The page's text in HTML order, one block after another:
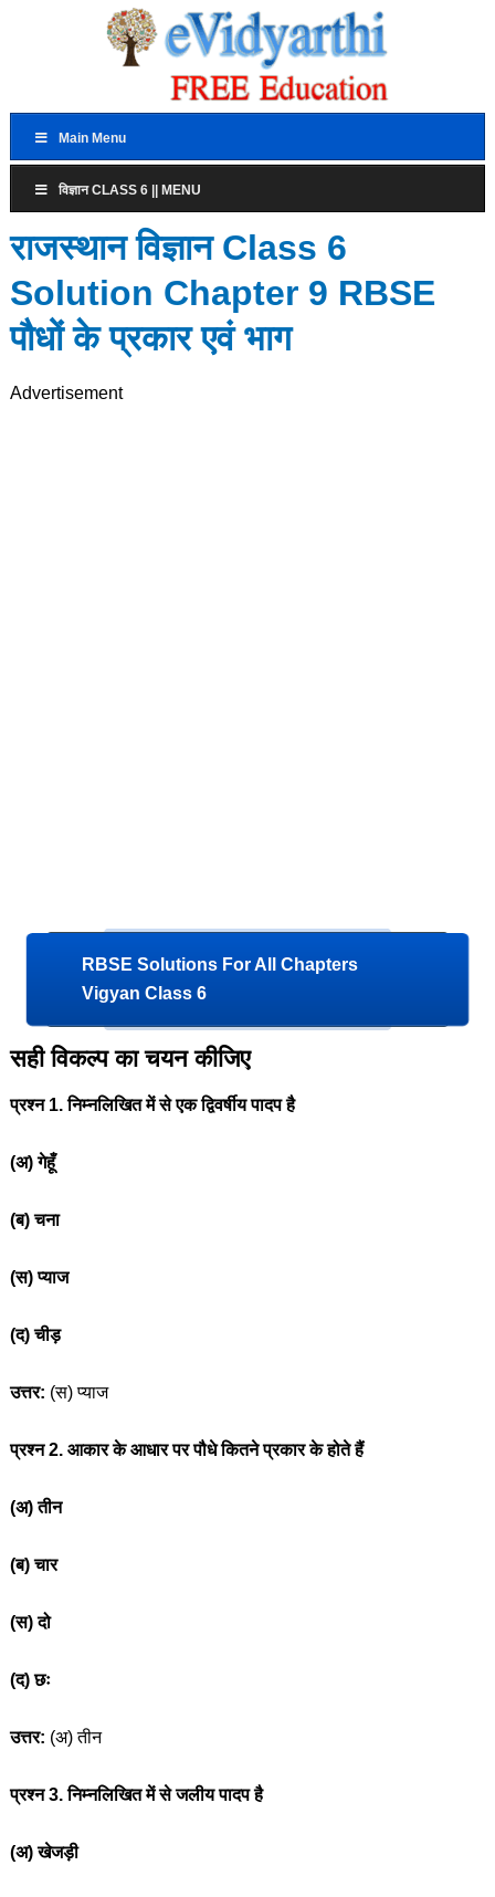
Main Menu
विज्ञान CLASS 6 || MENU
राजस्थान विज्ञान Class 6
Solution Chapter 9 RBSE
पौधों के प्रकार एवं भाग
Advertisement
RBSE Solutions For All Chapters
Vigyan Class 6
सही विकल्प का चयन कीजिए
प्रश्न 1. निम्नलिखित में से एक द्विवर्षीय पादप है
(अ) गेहूँ
(ब) चना
(स) प्याज
(द) चीड़
उत्तर: (स) प्याज
प्रश्न 2. आकार के आधार पर पौधे कितने प्रकार के होते हैं
(अ) तीन
(ब) चार
(स) दो
(द) छः
उत्तर: (अ) तीन
प्रश्न 3. निम्नलिखित में से जलीय पादप है
(अ) खेजड़ी